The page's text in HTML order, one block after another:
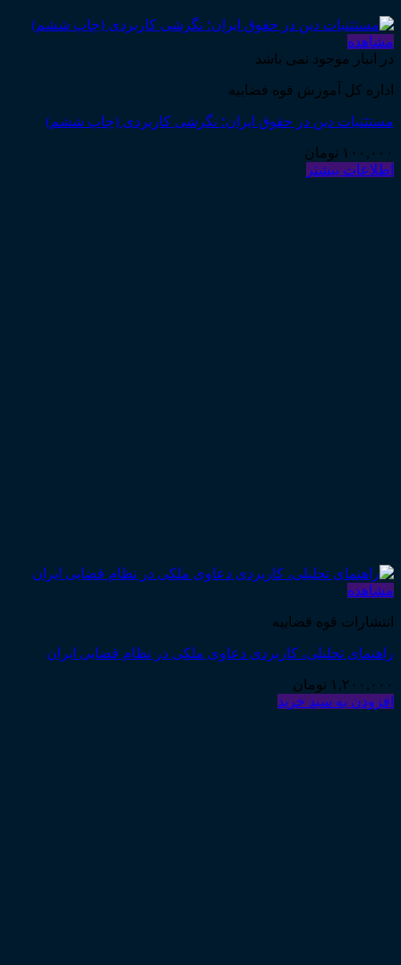
مشاهده
در انبار موجود نمی باشد
اداره کل آموزش قوه قضاییه
مستثنیات دین در حقوق ایران؛ نگرشی کاربردی (چاپ ششم)
۱۰۰,۰۰۰ تومان
اطلاعات بیشتر
مشاهده
انتشارات قوه قضاییه
راهنمای تحلیلی، کاربردی دعاوی ملکی در نظام قضایی ایران
۱,۲۰۰,۰۰۰ تومان
افزودن به سبد خرید